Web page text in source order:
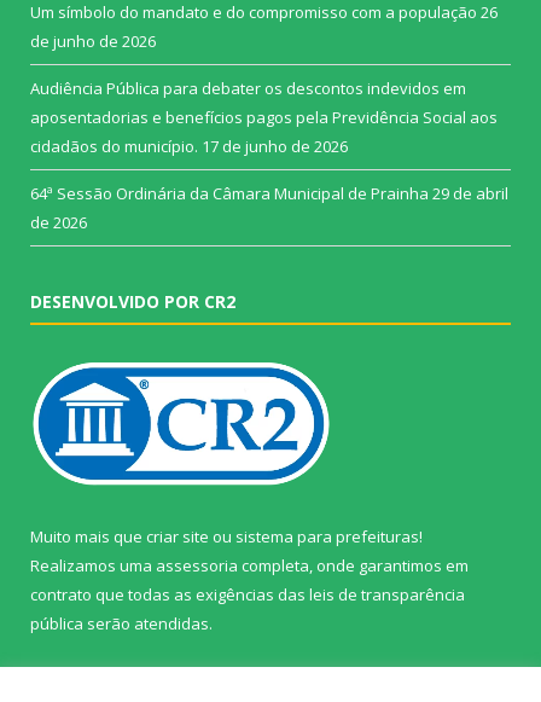
Um símbolo do mandato e do compromisso com a população 26
de junho de 2026
Audiência Pública para debater os descontos indevidos em
aposentadorias e benefícios pagos pela Previdência Social aos
cidadãos do município. 17 de junho de 2026
64ª Sessão Ordinária da Câmara Municipal de Prainha 29 de abril
de 2026
DESENVOLVIDO POR CR2
Muito mais que criar site ou sistema para prefeituras!
Realizamos uma assessoria completa, onde garantimos em
contrato que todas as exigências das leis de transparência
pública serão atendidas.